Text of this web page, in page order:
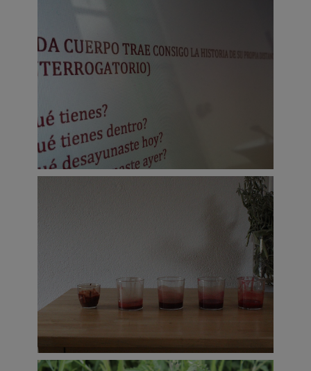
entre enero y junio que servirán como
disparador de esta dinámica de
investigación a tres dimensiones:
Camila Téllez | Transición primaveral;
Junto a una prótesis dental y desde la
perspectiva de un vampiro, me centraré en
tópicos relacionados con la autobiografía,
la identidad, el género; la no-imagen, el
hambre (de reflejo); distintas expresiones
del color rojo, la violencia. Esta será una
residencia de escritura para un ensayo
performativo. Un remake de mis 12 años
transformación, se definía en conjunto a
una prótesis de colmillos a mediados de
los noventa en Chile. Tags: Autobiografía,
vampirismo, identidad, género, queer,
ensayo, remake, performance.
Isaak Erdoiza| Enero; Residencia de
investigación en torno a la idea de